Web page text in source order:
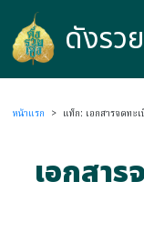
ดังรวยเฮง
ดังรว
หน้าแรก > แท็ก: เอกสารจดทะ
เอกสาร